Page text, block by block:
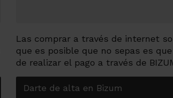
Las comprar a través de internet
que es posible que no sepas es
de realizar el pago a través de
Darte de alta en Bizum